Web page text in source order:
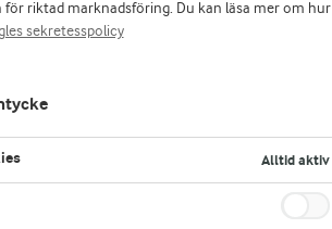
för riktad marknadsföring. Du kan läsa mer om hur
sekretesspolicy
Alltid aktiv